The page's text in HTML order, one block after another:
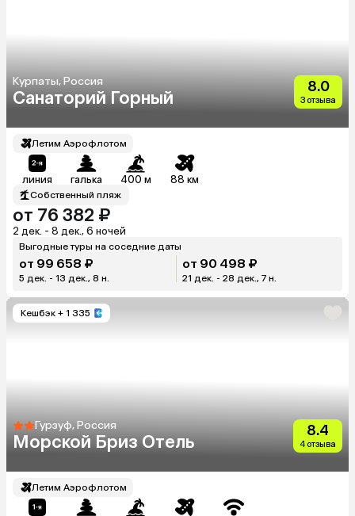
Курпаты, Россия
Санаторий Горный
8.0
3 отзыва
Летим Аэрофлотом
линия галька 400 м 88 км
Собственный пляж
от 76 382 ₽
2 дек. - 8 дек., 6 ночей
Выгодные туры на соседние даты
от 99 658 ₽
5 дек. - 13 дек., 8 н.
от 90 498 ₽
21 дек. - 28 дек., 7 н.
Кешбэк + 1 335
Гурзуф, Россия
Морской Бриз Отель
8.4
4 отзыва
Летим Аэрофлотом